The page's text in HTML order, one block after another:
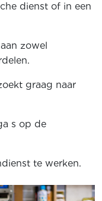
dienst of in een
zowel
graag naar
s op de
te werken.